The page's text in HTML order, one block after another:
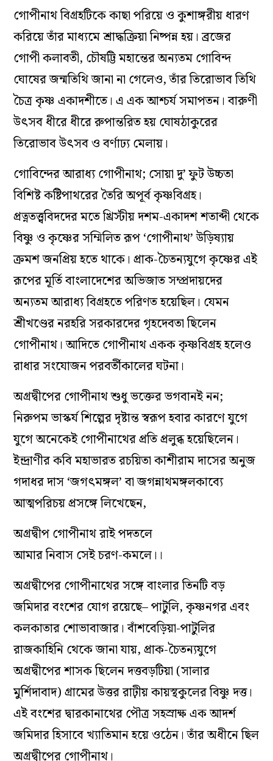
গোপীনাথ বিগ্রহটিকে কাছা পরিয়ে ও কুশাঙ্গরীয় ধারণ
করিয়ে তাঁর মাধ্যমে শ্রাদ্ধক্রিয়া নিষ্পন্ন হয়। ব্রজের
গোপী কলাবতী, চৌষট্টি মহান্তের অন্যতম গোবিন্দ
ঘোষের জন্মতিথি জানা না গেলেও, তাঁর তিরোভাব তিথি
চৈত্র কৃষ্ণ একাদশীতে। এ এক আশ্চর্য সমাপতন। বারুণী
উৎসব ধীরে ধীরে রুপান্তরিত হয় ঘোষঠাকুরের
তিরোভাব উৎসব ও বর্ণাঢ্য মেলায়।
গোবিন্দের আরাধ্য গোপীনাথ; সোয়া দু’ ফুট উচ্চতা
বিশিষ্ট কষ্টিপাথরের তৈরি অপূর্ব কৃষ্ণবিগ্রহ।
প্রত্নতত্ত্ববিদদের মতে খ্রিস্টীয় দশম-একাদশ শতাব্দী থেকে
বিষ্ণু ও কৃষ্ণের সম্মিলিত রূপ ‘গোপীনাথ’ উড়িষ্যায়
ক্রমশ জনপ্রিয় হতে থাকে। প্রাক-চৈতন্যযুগে কৃষ্ণের এই
রূপের মূর্তি বাংলাদেশের অভিজাত সম্প্রদায়দের
অন্যতম আরাধ্য বিগ্রহতে পরিণত হয়েছিল। যেমন
শ্রীখণ্ডের নরহরি সরকারদের গৃহদেবতা ছিলেন
গোপীনাথ। আদিতে গোপীনাথ একক কৃষ্ণবিগ্রহ হলেও
রাধার সংযোজন পরবর্তীকালের ঘটনা।
অগ্রদ্বীপের গোপীনাথ শুধু ভক্তের ভগবানই নন;
নিরুপম ভাস্কর্য শিল্পের দৃষ্টান্ত স্বরূপ হবার কারণে যুগে
যুগে অনেকেই গোপীনাথের প্রতি প্রলুব্ধ হয়েছিলেন।
ইন্দ্রাণীর কবি মহাভারত রচয়িতা কাশীরাম দাসের অনুজ
গদাধর দাস ‘জগৎমঙ্গল’ বা জগন্নাথমঙ্গলকাব্যে
আত্মপরিচয় প্রসঙ্গে লিখেছেন,
অগ্রদ্বীপ গোপীনাথ রাই পদতলে
আমার নিবাস সেই চরণ-কমলে।।
অগ্রদ্বীপের গোপীনাথের সঙ্গে বাংলার তিনটি বড়
জমিদার বংশের যোগ রয়েছে– পাটুলি, কৃষ্ণনগর এবং
কলকাতার শোভাবাজার। বাঁশবেড়িয়া-পাটুলির
রাজকাহিনি থেকে জানা যায়, প্রাক-চৈতন্যযুগে
অগ্রদ্বীপের শাসক ছিলেন দত্তবড়টিয়া (সালার
মুর্শিদাবাদ) গ্রামের উত্তর রাঢ়ীয় কায়স্থকুলের বিষ্ণু দত্ত।
এই বংশের দ্বারকানাথের পৌত্র সহস্রাক্ষ এক আদর্শ
জমিদার হিসাবে খ্যাতিমান হয়ে ওঠেন। তাঁর অধীনে ছিল
অগ্রদ্বীপের গোপীনাথ।